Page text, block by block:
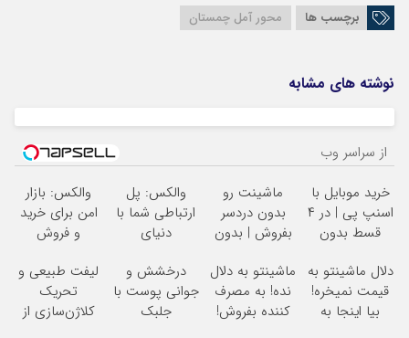
برچسب ها محور آمل چمستان
نوشته های مشابه
از سراسر وب
خرید موبایل با
اسنپ پی | در ۴
قسط بدون
ماشینت رو
بدون دردسر
بفروش | بدون
والکس: پل
ارتباطی شما با
دنیای
دیجیتال
والکس: بازار
امن برای خرید
و فروش
دیجیتال
دلال ماشینتو به
قیمت نمیخره!
بیا اینجا به
ماشینتو به دلال
نده! به مصرف
کننده بفروش!
درخشش و
جوانی پوست با
جلبک
لیفت طبیعی و
تحریک
کلاژن‌سازی از